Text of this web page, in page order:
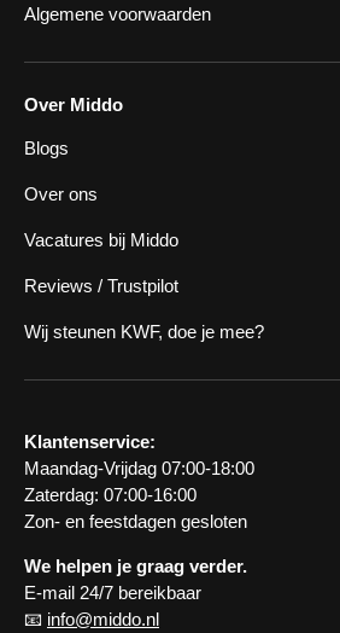
Algemene voorwaarden
Over Middo
Blogs
Over ons
Vacatures bij Middo
Reviews / Trustpilot
Wij steunen KWF, doe je mee?
Klantenservice:
Maandag-Vrijdag 07:00-18:00
Zaterdag: 07:00-16:00
Zon- en feestdagen gesloten
We helpen je graag verder.
E-mail 24/7 bereikbaar
📧 info@middo.nl